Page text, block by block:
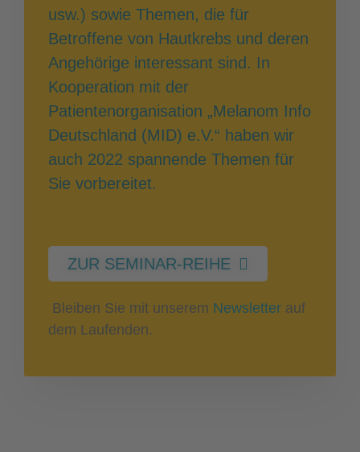
usw.) sowie Themen, die für
Betroffene von Hautkrebs und deren
Angehörige interessant sind. In
Kooperation mit der
Patientenorganisation „Melanom Info
Deutschland (MID) e.V.“ haben wir
auch 2022 spannende Themen für
Sie vorbereitet.
ZUR SEMINAR-REIHE
Bleiben Sie mit unserem Newsletter auf
dem Laufenden.